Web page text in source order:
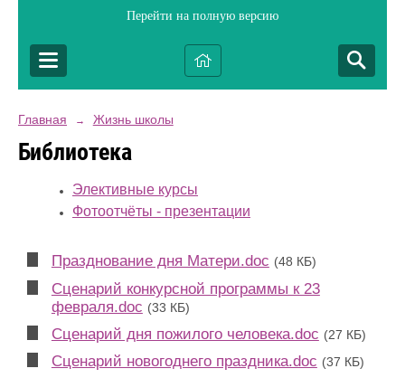
Перейти на полную версию
Главная → Жизнь школы
Библиотека
Элективные курсы
Фотоотчёты - презентации
Празднование дня Матери.doc (48 КБ)
Сценарий конкурсной программы к 23
февраля.doc (33 КБ)
Сценарий дня пожилого человека.doc (27 КБ)
Сценарий новогоднего праздника.doc (37 КБ)